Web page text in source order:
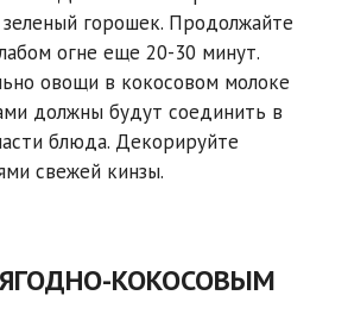
горошек. Продолжайте
огне еще 20-30 минут.
овощи в кокосовом молоке
должны будут соединить в
блюда. Декорируйте
свежей кинзы.
КОКОСОВЫМ